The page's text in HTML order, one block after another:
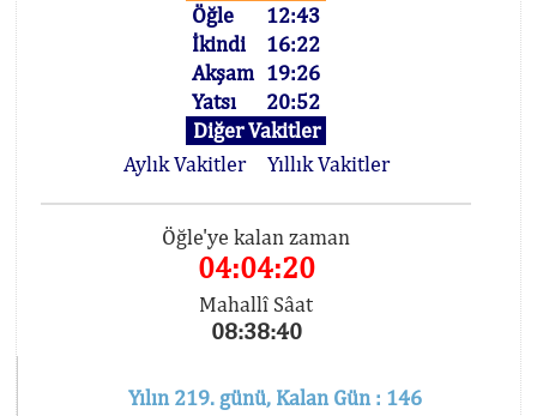
Öğle
12:43
İkindi
16:22
Akşam 19:26
Yatsı
20:52
Diğer Vakitler
Aylık Vakitler
Yıllık Vakitler
Öğle'ye kalan zaman
04:04:20
Mahallî Sâat
08:38:40
Yılın 219. günü, Kalan Gün : 146